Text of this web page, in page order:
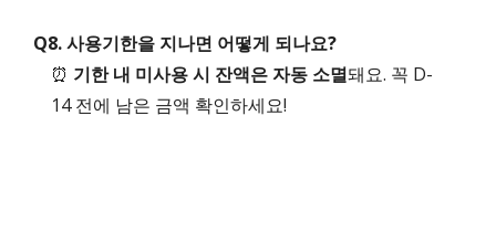
Q8. 사용기한을 지나면 어떻게 되나요?
⏰ 기한 내 미사용 시 잔액은 자동 소멸돼요. 꼭 D-
14 전에 남은 금액 확인하세요!